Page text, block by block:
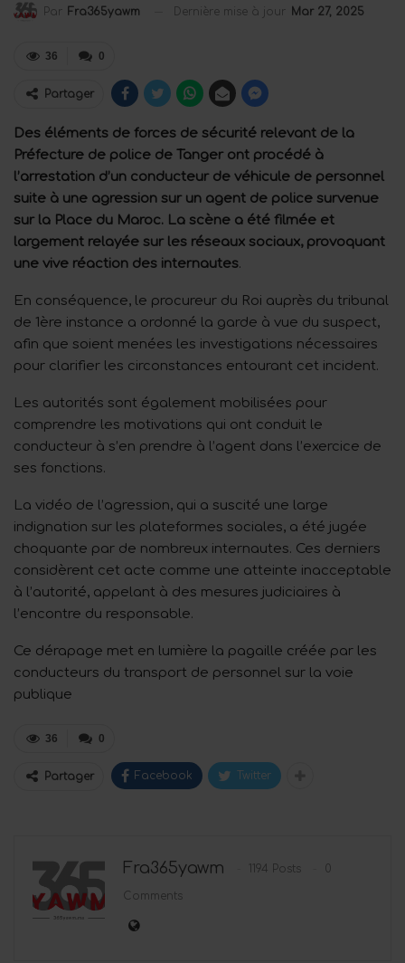
Par Fra365yawm Dernière mise à jour Mar 27, 2025
0
36
Partager
Des éléments de forces de sécurité relevant de la
Préfecture de police de Tanger ont procédé à
l’arrestation d’un conducteur de véhicule de personnel
suite à une agression sur un agent de police survenue
sur la Place du Maroc. La scène a été filmée et
largement relayée sur les réseaux sociaux, provoquant
une vive réaction des internautes.
En conséquence, le procureur du Roi auprès du tribunal
de 1ère instance a ordonné la garde à vue du suspect,
afin que soient menées les investigations nécessaires
pour clarifier les circonstances entourant cet incident.
Les autorités sont également mobilisées pour
comprendre les motivations qui ont conduit le
conducteur à s’en prendre à l’agent dans l’exercice de
ses fonctions.
La vidéo de l’agression, qui a suscité une large
indignation sur les plateformes sociales, a été jugée
choquante par de nombreux internautes. Ces derniers
considèrent cet acte comme une atteinte inacceptable
à l’autorité, appelant à des mesures judiciaires à
l’encontre du responsable.
Ce dérapage met en lumière la pagaille créée par les
conducteurs du transport de personnel sur la voie
publique
0
36
Partager Facebook Twitter
Fra365yawm 1194 Posts 0
Comments